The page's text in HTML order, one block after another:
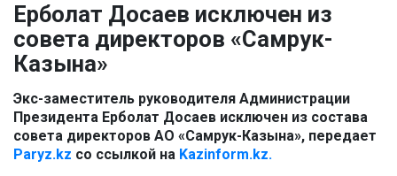
News
Ерболат Досаев исключен из
совета директоров «Самрук-
Казына»
Экс-заместитель руководителя Администрации
Президента Ерболат Досаев исключен из состава
совета директоров АО «Самрук-Казына», передает
Paryz.kz со ссылкой на Kazinform.kz.